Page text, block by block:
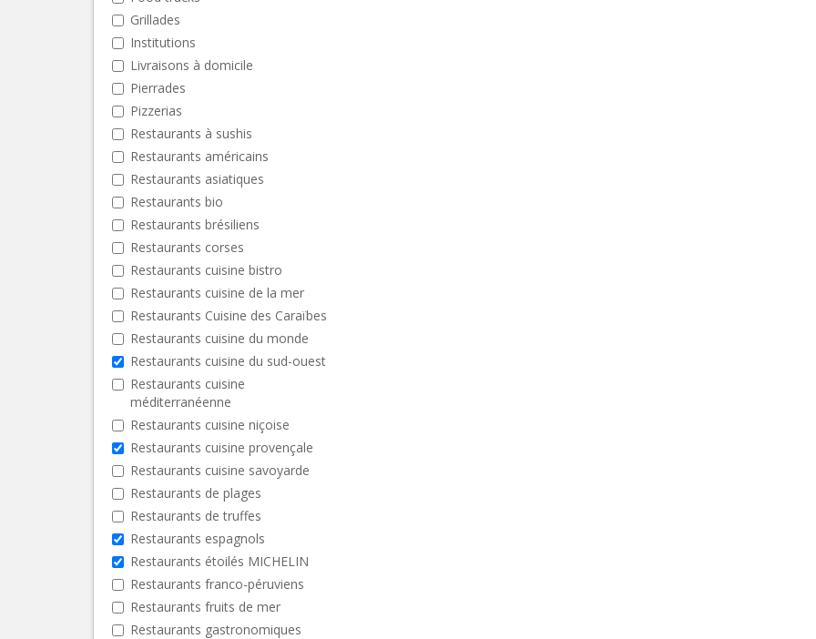
Grillades
Institutions
Livraisons à domicile
Pierrades
Pizzerias
Restaurants à sushis
Restaurants américains
Restaurants asiatiques
Restaurants bio
Restaurants brésiliens
Restaurants corses
Restaurants cuisine bistro
Restaurants cuisine de la mer
Restaurants Cuisine des Caraïbes
Restaurants cuisine du monde
Restaurants cuisine du sud-ouest
Restaurants cuisine
méditerranéenne
Restaurants cuisine niçoise
Restaurants cuisine provençale
Restaurants cuisine savoyarde
Restaurants de plages
Restaurants de truffes
Restaurants espagnols
Restaurants étoilés MICHELIN
Restaurants franco-péruviens
Restaurants fruits de mer
Restaurants gastronomiques